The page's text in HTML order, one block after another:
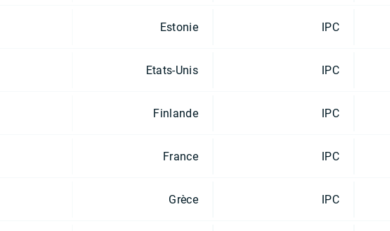
Estonie IPC
Etats-Unis IPC
Finlande IPC
France IPC
Grèce IPC